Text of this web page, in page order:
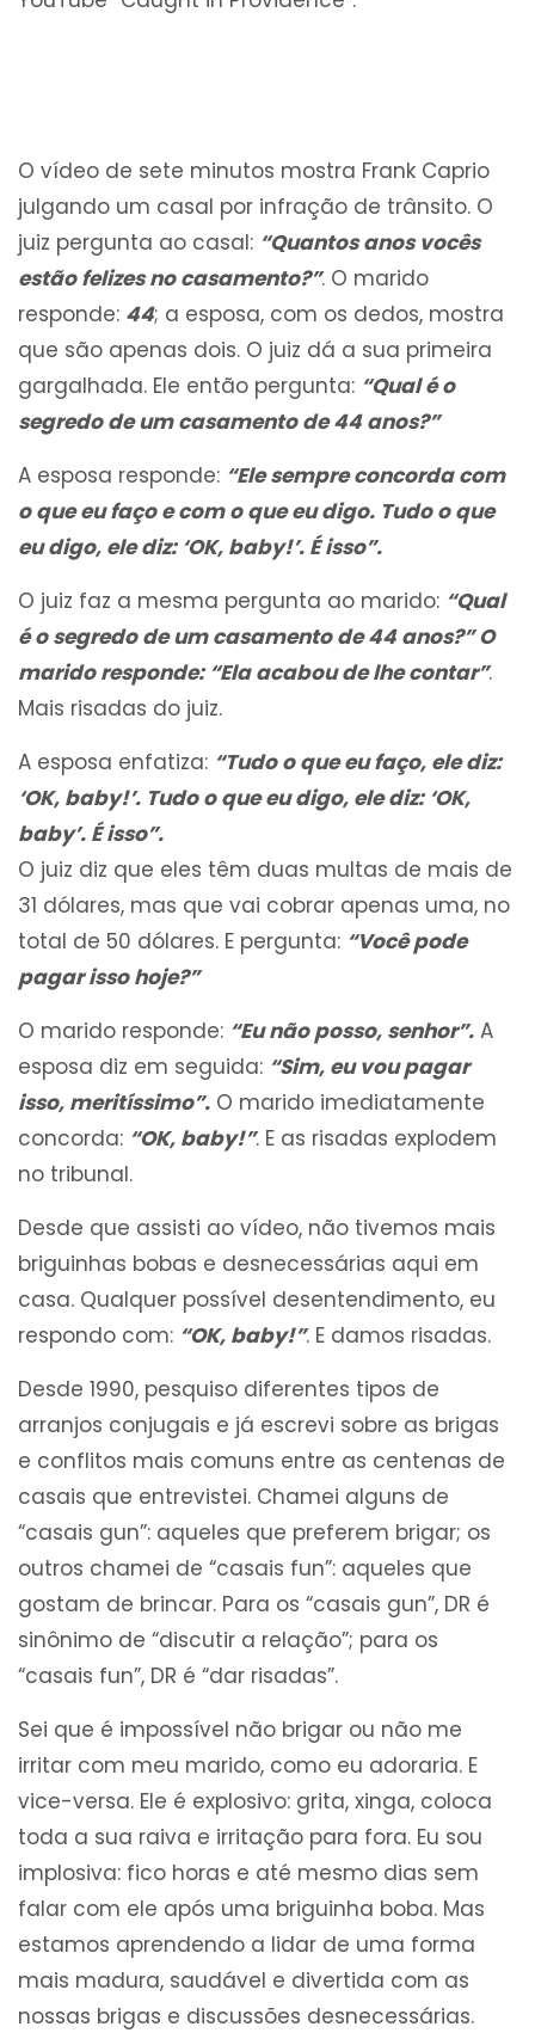
O vídeo de sete minutos mostra Frank Caprio
julgando um casal por infração de trânsito. O
juiz pergunta ao casal: “Quantos anos vocês
estão felizes no casamento?”. O marido
responde: 44; a esposa, com os dedos, mostra
que são apenas dois. O juiz dá a sua primeira
gargalhada. Ele então pergunta: “Qual é o
segredo de um casamento de 44 anos?”
A esposa responde: “Ele sempre concorda com
o que eu faço e com o que eu digo. Tudo o que
eu digo, ele diz: ‘OK, baby!’. É isso”.
O juiz faz a mesma pergunta ao marido: “Qual
é o segredo de um casamento de 44 anos?” O
marido responde: “Ela acabou de lhe contar”.
Mais risadas do juiz.
A esposa enfatiza: “Tudo o que eu faço, ele diz:
‘OK, baby!’. Tudo o que eu digo, ele diz: ‘OK,
baby’. É isso”.
O juiz diz que eles têm duas multas de mais de
31 dólares, mas que vai cobrar apenas uma, no
total de 50 dólares. E pergunta: “Você pode
pagar isso hoje?”
O marido responde: “Eu não posso, senhor”. A
esposa diz em seguida: “Sim, eu vou pagar
isso, meritíssimo”. O marido imediatamente
concorda: “OK, baby!”. E as risadas explodem
no tribunal.
Desde que assisti ao vídeo, não tivemos mais
briguinhas bobas e desnecessárias aqui em
casa. Qualquer possível desentendimento, eu
respondo com: “OK, baby!”. E damos risadas.
Desde 1990, pesquiso diferentes tipos de
arranjos conjugais e já escrevi sobre as brigas
e conflitos mais comuns entre as centenas de
casais que entrevistei. Chamei alguns de
“casais gun”: aqueles que preferem brigar; os
outros chamei de “casais fun”: aqueles que
gostam de brincar. Para os “casais gun”, DR é
sinônimo de “discutir a relação”; para os
“casais fun”, DR é “dar risadas”.
Sei que é impossível não brigar ou não me
irritar com meu marido, como eu adoraria. E
vice-versa. Ele é explosivo: grita, xinga, coloca
toda a sua raiva e irritação para fora. Eu sou
implosiva: fico horas e até mesmo dias sem
falar com ele após uma briguinha boba. Mas
estamos aprendendo a lidar de uma forma
mais madura, saudável e divertida com as
nossas brigas e discussões desnecessárias.